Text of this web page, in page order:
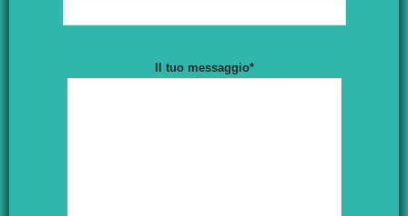
Il tuo messaggio*